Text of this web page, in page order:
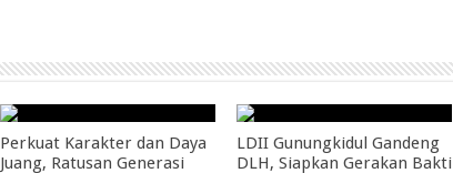
Perkuat Karakter dan Daya
Juang, Ratusan Generasi
LDII Gunungkidul Gandeng
DLH, Siapkan Gerakan Bakti